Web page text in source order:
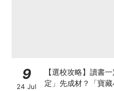
9
24 Jul
【選校攻略】讀書
定」先成材？「寶藏